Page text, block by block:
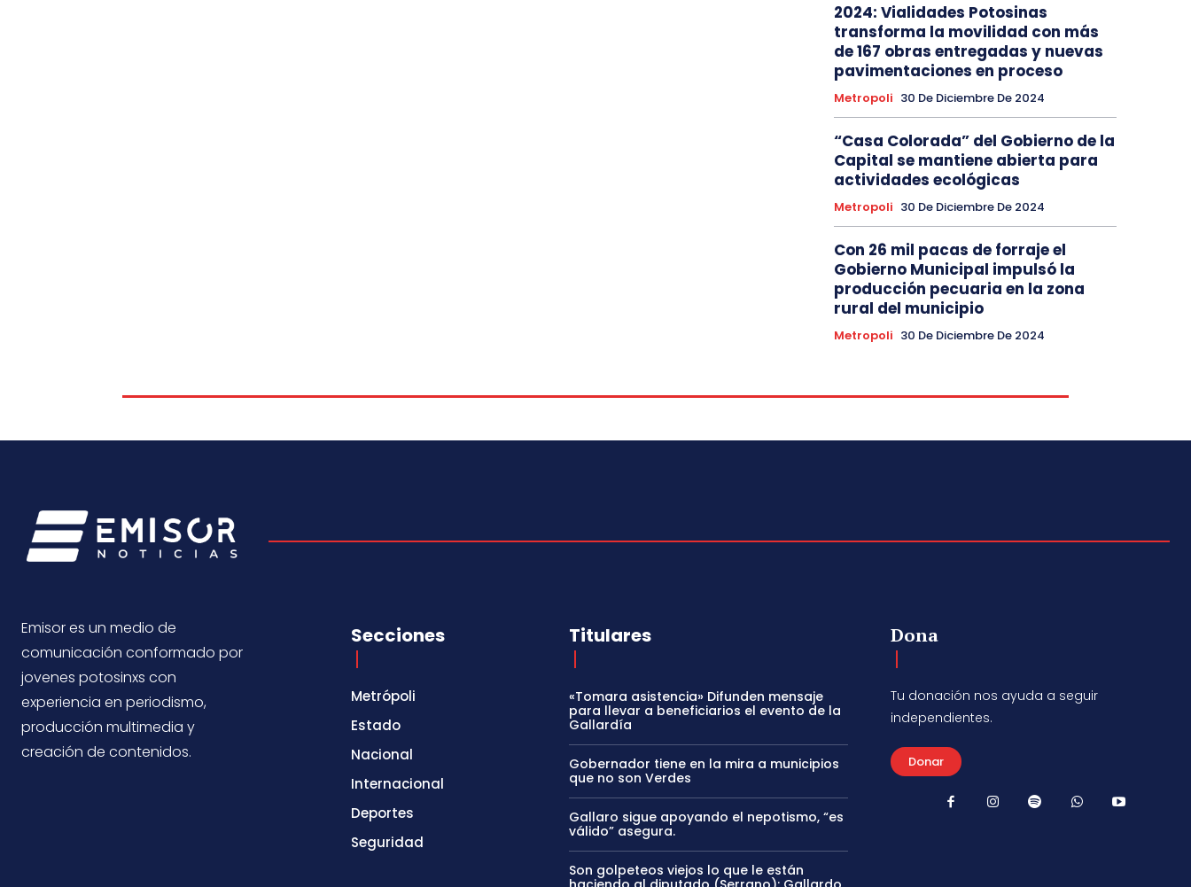
2024: Vialidades Potosinas
transforma la movilidad con más
de 167 obras entregadas y nuevas
pavimentaciones en proceso
Metropoli 30 De Diciembre De 2024
“Casa Colorada” del Gobierno de la
Capital se mantiene abierta para
actividades ecológicas
Metropoli 30 De Diciembre De 2024
Con 26 mil pacas de forraje el
Gobierno Municipal impulsó la
producción pecuaria en la zona
rural del municipio
Metropoli 30 De Diciembre De 2024
Emisor es un medio de
comunicación conformado por
jovenes potosinxs con
experiencia en periodismo,
producción multimedia y
creación de contenidos.
Secciones
Metrópoli
Estado
Nacional
Internacional
Deportes
Seguridad
Titulares
«Tomara asistencia» Difunden mensaje
para llevar a beneficiarios el evento de la
Gallardía
Gobernador tiene en la mira a municipios
que no son Verdes
Gallaro sigue apoyando el nepotismo, “es
válido” asegura.
Son golpeteos viejos lo que le están
Dona
Tu donación nos ayuda a seguir
independientes.
Donar